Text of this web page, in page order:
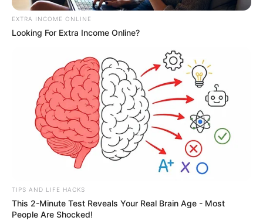
EXTRA INCOME ONLINE
Looking For Extra Income Online?
TIPS AND LIFE HACKS
This 2-Minute Test Reveals Your Real Brain Age - Most
People Are Shocked!